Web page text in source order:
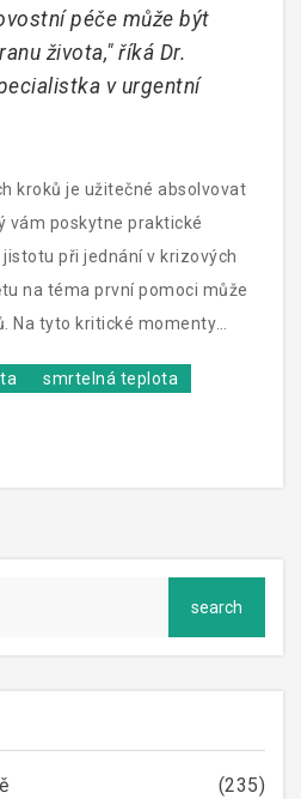
péče může být
života," říká Dr.
v urgentní
kroků je užitečné absolvovat
vám poskytne praktické
při jednání v krizových
na téma první pomoci může
Na tyto kritické momenty
smrtelná teplota
(235)